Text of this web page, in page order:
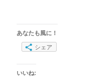
あなたも風に！
シェア
いいね: